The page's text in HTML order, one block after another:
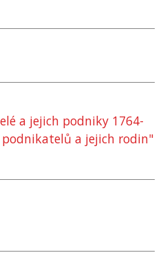
a jejich podniky 1764-
podnikatelů a jejich rodin"